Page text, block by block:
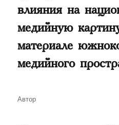
влияния на
медийную
материале
медийного
Автор
Автор